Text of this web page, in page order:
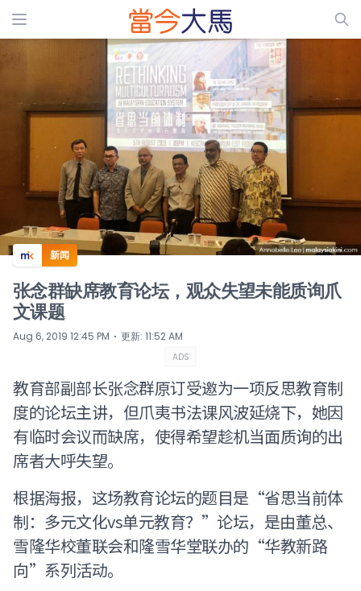
ADS
新闻
张念群缺席教育论坛，观众失望未能质询爪
文课题
Aug 6, 2019 12:45 PM ⋅ 更新: 11:52 AM
ADS
教育部副部长张念群原订受邀为一项反思教育制
度的论坛主讲，但爪夷书法课风波延烧下，她因
有临时会议而缺席，使得希望趁机当面质询的出
席者大呼失望。
根据海报，这场教育论坛的题目是“省思当前体
制：多元文化vs单元教育？”论坛，是由董总、
雪隆华校董联会和隆雪华堂联办的“华教新路
向”系列活动。